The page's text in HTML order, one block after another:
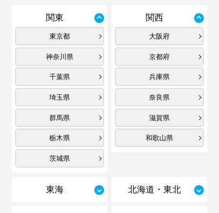
関東
東京都
神奈川県
千葉県
埼玉県
群馬県
栃木県
茨城県
関西
大阪府
京都府
兵庫県
奈良県
滋賀県
和歌山県
東海 北海道・東北